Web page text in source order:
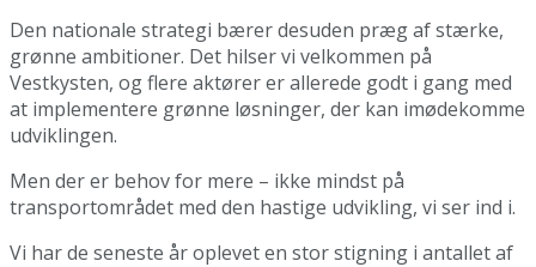
Den nationale strategi bærer desuden præg af stærke,
grønne ambitioner. Det hilser vi velkommen på
Vestkysten, og flere aktører er allerede godt i gang med
at implementere grønne løsninger, der kan imødekomme
udviklingen.
Men der er behov for mere – ikke mindst på
transportområdet med den hastige udvikling, vi ser ind i.
Vi har de seneste år oplevet en stor stigning i antallet af